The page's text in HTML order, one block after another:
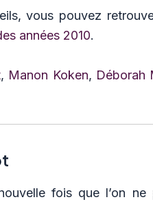
vous pouvez
années 2010.
, Manon Koken, Déborah
fois que l’on